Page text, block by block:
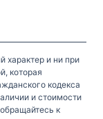
характер и ни при
которая
кодекса
и стоимости
к